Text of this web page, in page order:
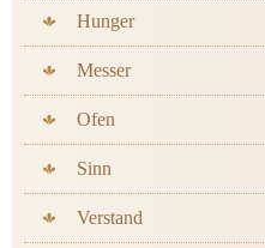
Hunger
Messer
Ofen
Sinn
Verstand